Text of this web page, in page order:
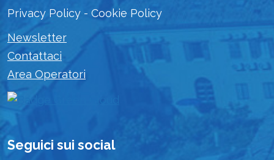
Privacy Policy - Cookie Policy
Newsletter
Contattaci
Area Operatori
Seguici sui social